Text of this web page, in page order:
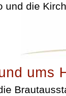
und die
ums